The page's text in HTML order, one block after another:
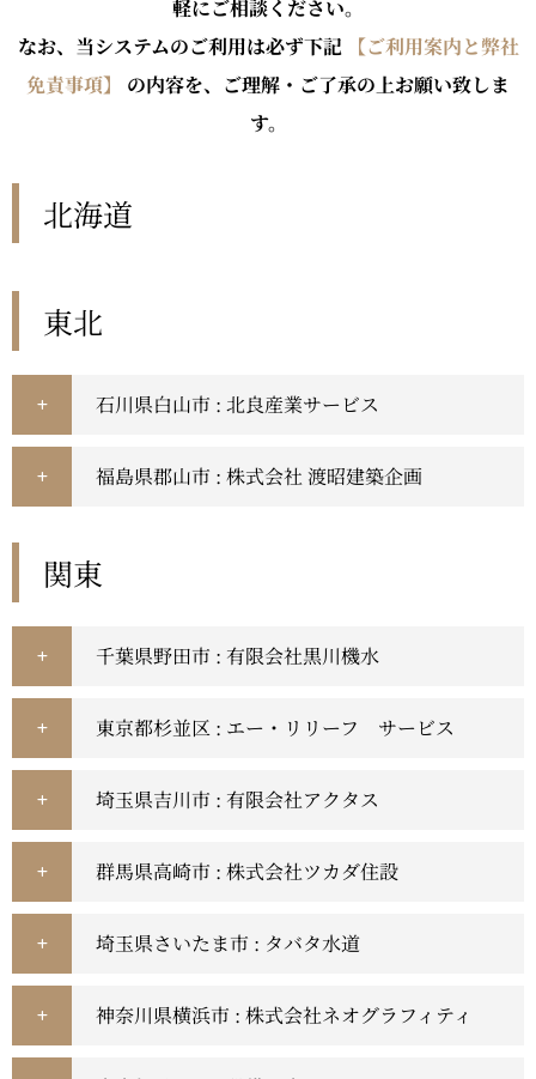
軽にご相談ください。
なお、当システムのご利用は必ず下記
【ご利用案内と弊社
免責事項】
の内容を、ご理解・ご了承の上お願い致しま
す。
北海道
東北
石川県白山市 : 北良産業サービス
福島県郡山市 : 株式会社 渡昭建築企画
関東
千葉県野田市 : 有限会社黒川機水
東京都杉並区 : エー・リリーフ サービス
埼玉県吉川市 : 有限会社アクタス
群馬県高崎市 : 株式会社ツカダ住設
埼玉県さいたま市 : タバタ水道
神奈川県横浜市 : 株式会社ネオグラフィティ